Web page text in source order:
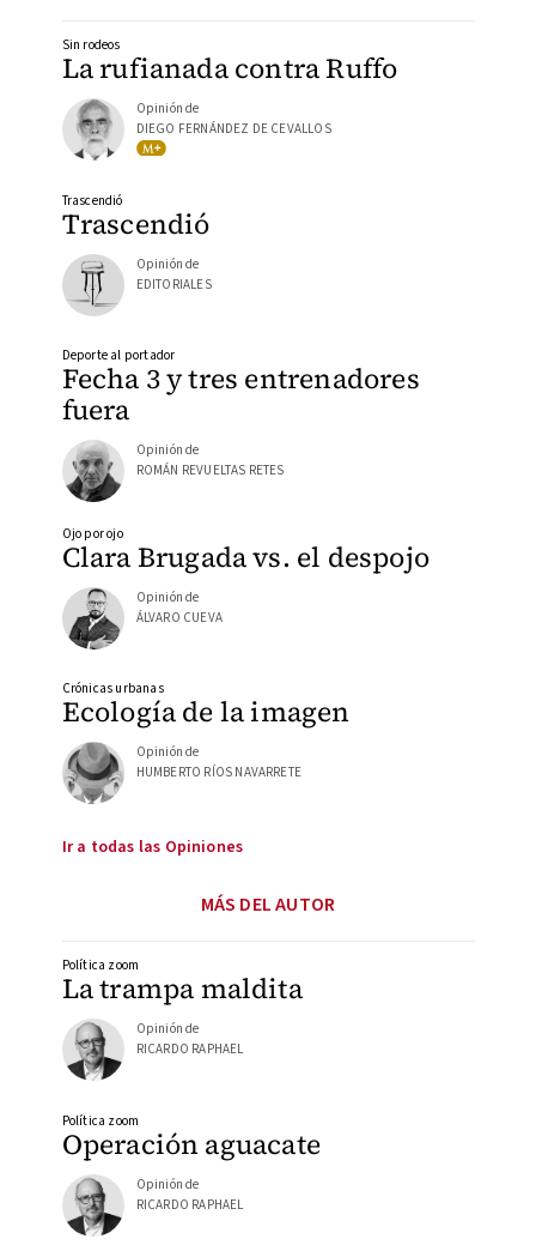
La rufianada contra Ruffo
Sin rodeos
Opinión de
DIEGO FERNÁNDEZ DE CEVALLOS
Trascendió
Trascendió
Opinión de
EDITORIALES
Fecha 3 y tres entrenadores
fuera
Deporte al portador
Opinión de
ROMÁN REVUELTAS RETES
Clara Brugada vs. el despojo
Ojo por ojo
Opinión de
ÁLVARO CUEVA
Ecología de la imagen
Crónicas urbanas
Opinión de
HUMBERTO RÍOS NAVARRETE
Ir a todas las Opiniones
MÁS DEL AUTOR
La trampa maldita
Política zoom
Opinión de
RICARDO RAPHAEL
Operación aguacate
Política zoom
Opinión de
RICARDO RAPHAEL